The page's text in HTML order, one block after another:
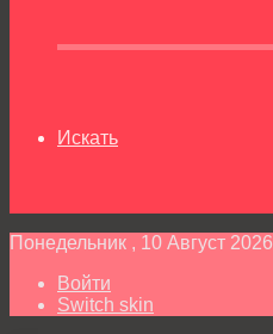
Искать
Понедельник , 10 Август 2026
Войти
Switch skin